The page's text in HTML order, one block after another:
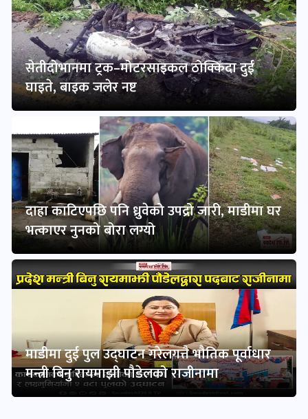
सेतीदोभानमा ट्रक–मोटरसाइकल ठोक्किँदा दुई
घाइते, बाइक जलेर नष्ट
दाह्रा काटिएपछि पनि ध्रुवेको उपद्रो जारी, माडीमा घर
भत्काएर नुनको बोरा लग्यो
माडीमा दुई पुल उद्घाटन गरेलगत्तै भौतिक पूर्वाधार
मन्त्री बिनु रायमाझी पौडेलको राजीनामा